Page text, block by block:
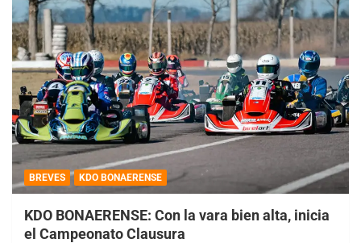
BREVES KDO BONAERENSE
KDO BONAERENSE: Con la vara bien alta, inicia
el Campeonato Clausura